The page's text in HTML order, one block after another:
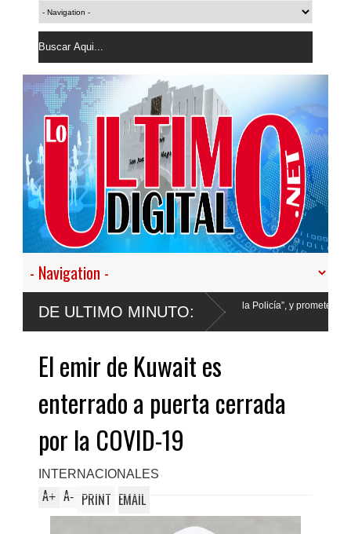
DE ULTIMO MINUTO:
en nuestro empeño de transformar la Policía”, y promete cero impunidad
El emir de Kuwait es
enterrado a puerta cerrada
por la COVID-19
INTERNACIONALES
A+ A- PRINT EMAIL